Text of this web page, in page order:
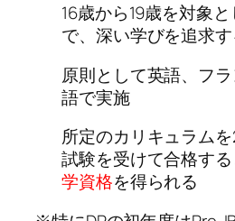
16歳から19歳を対象
で、深い学びを追求す
原則として英語、フ
語で実施
所定のカリキュラムを
試験を受けて合格する
学資格を得られる